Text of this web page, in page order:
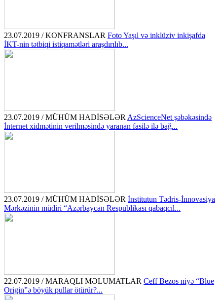
23.07.2019 / KONFRANSLAR Foto Yaşıl və inklüziv inkişafda
İKT-nin tətbiqi istiqamətləri araşdırılıb...
23.07.2019 / MÜHÜM HADİSƏLƏR AzScienceNet şəbəkəsində
İnternet xidmətinin verilməsində yaranan fasilə ilə bağ...
23.07.2019 / MÜHÜM HADİSƏLƏR İnstitutun Tədris-İnnovasiya
Mərkəzinin müdiri “Azərbaycan Respublikası qabaqcıl...
22.07.2019 / MARAQLI MƏLUMATLAR Ceff Bezos niyə “Blue
Origin”ə böyük pullar ötürür?...